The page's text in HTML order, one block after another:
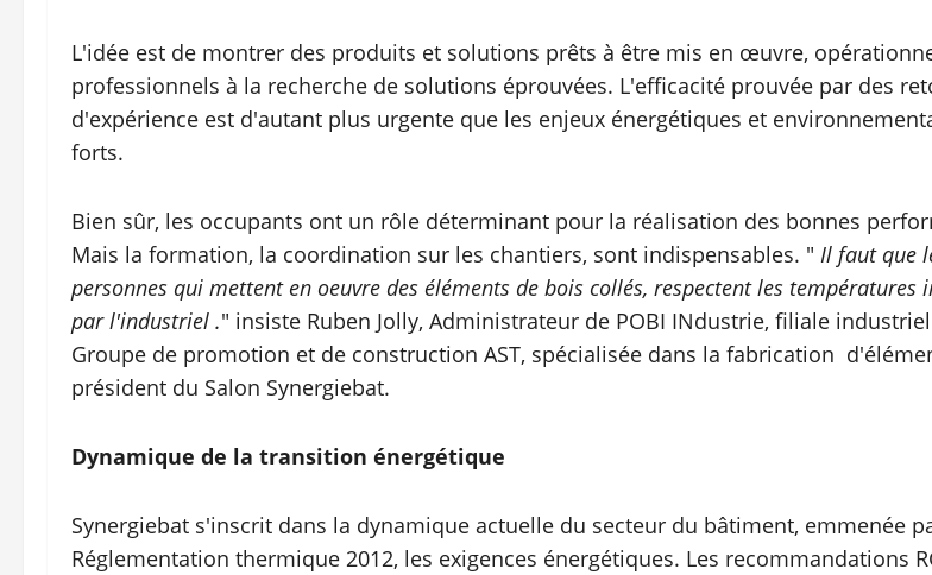
L'idée est de montrer des produits et solutions prêts à être mis en œuvre,
professionnels à la recherche de solutions éprouvées. L'efficacité prouvée par des
d'expérience est d'autant plus urgente que les enjeux énergétiques et
forts.
Bien sûr, les occupants ont un rôle déterminant pour la réalisation des bonnes
Mais la formation, la coordination sur les chantiers, sont indispensables. " Il faut que
personnes qui mettent en oeuvre des éléments de bois collés, respectent les températures
par l'industriel ." insiste Ruben Jolly, Administrateur de POBI INdustrie, filiale
Groupe de promotion et de construction AST, spécialisée dans la fabrication
président du Salon Synergiebat.
Dynamique de la transition énergétique
Synergiebat s'inscrit dans la dynamique actuelle du secteur du bâtiment, emmenée
Réglementation thermique 2012, les exigences énergétiques. Les recommandations